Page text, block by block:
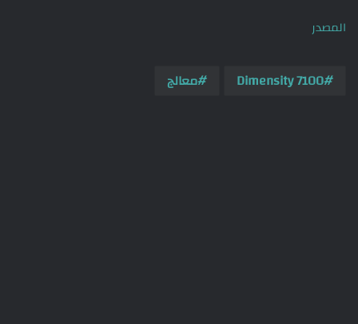
المصدر
Dimensity 7100 معالج